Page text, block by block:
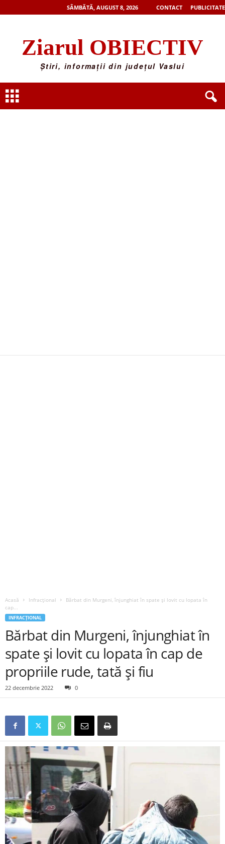
SÂMBĂTĂ, AUGUST 8, 2026 CONTACT PUBLICITATE
Ziarul OBIECTIV
Știri, informații din județul Vaslui
Acasă Infracțional
Bărbat din Murgeni, înjunghiat în spate și lovit cu lopata în
cap...
INFRACȚIONAL
Bărbat din Murgeni, înjunghiat în
spate și lovit cu lopata în cap de
propriile rude, tată și fiu
22 decembrie 2022 0